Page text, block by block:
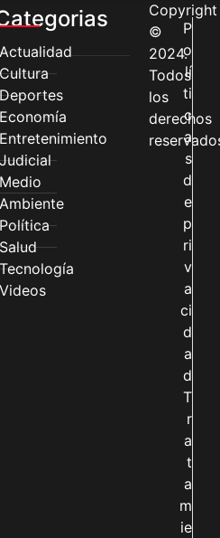
A
EN
EN
SUS
FERIA
QUE
Y CREAN’
Medio
Ambiente
Videos
Copyright
©
2024.
Todos
los
derechos
P
o
lí
ti
c
a
s
d
e
p
ri
v
a
ci
d
a
d
T
r
a
t
a
m
ie